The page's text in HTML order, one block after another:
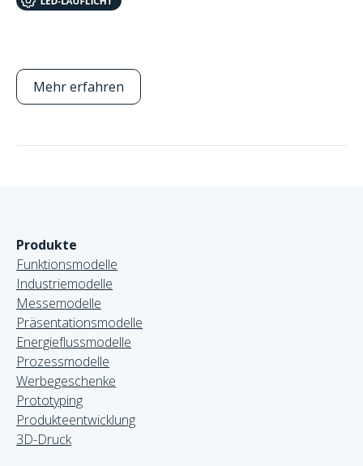
Mehr erfahren
Produkte
Funktionsmodelle
Industriemodelle
Messemodelle
Präsentationsmodelle
Energieflussmodelle
Prozessmodelle
Werbegeschenke
Prototyping
Produkteentwicklung
3D-Druck